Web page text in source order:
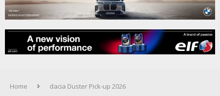
Home dacia Duster Pick-up 2026